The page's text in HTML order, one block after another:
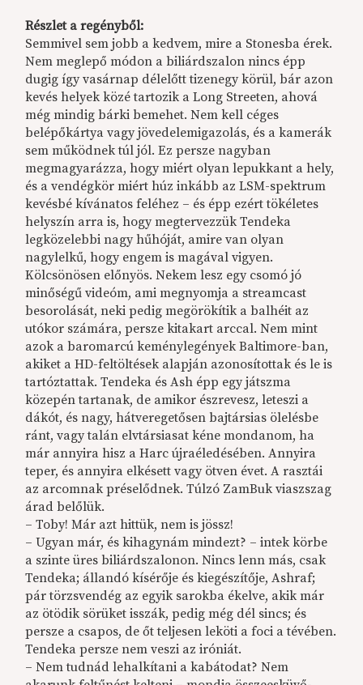
Részlet a regényből:
Semmivel sem jobb a kedvem, mire a Stonesba érek.
Nem meglepő módon a biliárdszalon nincs épp
dugig így vasárnap délelőtt tizenegy körül, bár azon
kevés helyek közé tartozik a Long Streeten, ahová
még mindig bárki bemehet. Nem kell céges
belépőkártya vagy jövedelemigazolás, és a kamerák
sem működnek túl jól. Ez persze nagyban
megmagyarázza, hogy miért olyan lepukkant a hely,
és a vendégkör miért húz inkább az LSM-spektrum
kevésbé kívánatos feléhez – és épp ezért tökéletes
helyszín arra is, hogy megtervezzük Tendeka
legközelebbi nagy hűhóját, amire van olyan
nagylelkű, hogy engem is magával vigyen.
Kölcsönösen előnyös. Nekem lesz egy csomó jó
minőségű videóm, ami megnyomja a streamcast
besorolását, neki pedig megörökítik a balhéit az
utókor számára, persze kitakart arccal. Nem mint
azok a baromarcú keménylegények Baltimore-ban,
akiket a HD-feltöltések alapján azonosítottak és le is
tartóztattak. Tendeka és Ash épp egy játszma
közepén tartanak, de amikor észrevesz, leteszi a
dákót, és nagy, hátveregetősen bajtársias ölelésbe
ránt, vagy talán elvtársiasat kéne mondanom, ha
már annyira hisz a Harc újraéledésében. Annyira
teper, és annyira elkésett vagy ötven évet. A rasztái
az arcomnak préselődnek. Túlzó ZamBuk viaszszag
árad belőlük.
– Toby! Már azt hittük, nem is jössz!
– Ugyan már, és kihagynám mindezt? – intek körbe
a szinte üres biliárdszalonon. Nincs lenn más, csak
Tendeka; állandó kísérője és kiegészítője, Ashraf;
pár törzsvendég az egyik sarokba ékelve, akik már
az ötödik sörüket isszák, pedig még dél sincs; és
persze a csapos, de őt teljesen leköti a foci a tévében.
Tendeka persze nem veszi az iróniát.
– Nem tudnád lehalkítani a kabátodat? Nem